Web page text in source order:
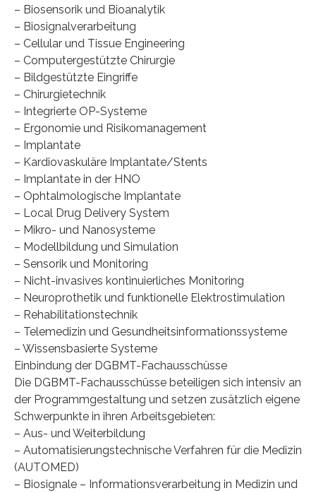
– Biosensorik und Bioanalytik
– Biosignalverarbeitung
– Cellular und Tissue Engineering
– Computergestützte Chirurgie
– Bildgestützte Eingriffe
– Chirurgietechnik
– Integrierte OP-Systeme
– Ergonomie und Risikomanagement
– Implantate
– Kardiovaskuläre Implantate/Stents
– Implantate in der HNO
– Ophtalmologische Implantate
– Local Drug Delivery System
– Mikro- und Nanosysteme
– Modellbildung und Simulation
– Sensorik und Monitoring
– Nicht-invasives kontinuierliches Monitoring
– Neuroprothetik und funktionelle Elektrostimulation
– Rehabilitationstechnik
– Telemedizin und Gesundheitsinformationssysteme
– Wissensbasierte Systeme
Einbindung der DGBMT-Fachausschüsse
Die DGBMT-Fachausschüsse beteiligen sich intensiv an
der Programmgestaltung und setzen zusätzlich eigene
Schwerpunkte in ihren Arbeitsgebieten:
– Aus- und Weiterbildung
– Automatisierungstechnische Verfahren für die Medizin
(AUTOMED)
– Biosignale – Informationsverarbeitung in Medizin und